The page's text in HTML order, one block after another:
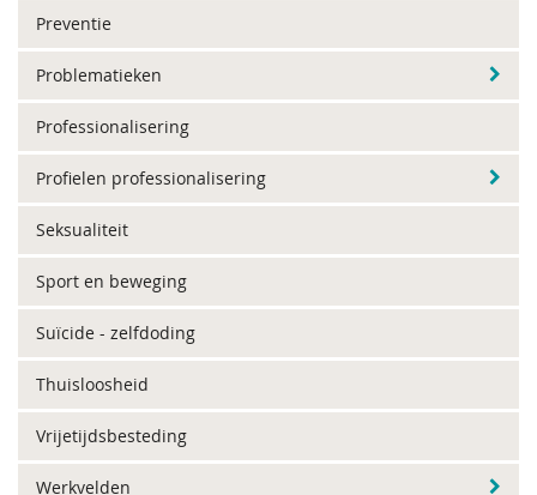
Preventie
Problematieken
Professionalisering
Profielen professionalisering
Seksualiteit
Sport en beweging
Suïcide - zelfdoding
Thuisloosheid
Vrijetijdsbesteding
Werkvelden